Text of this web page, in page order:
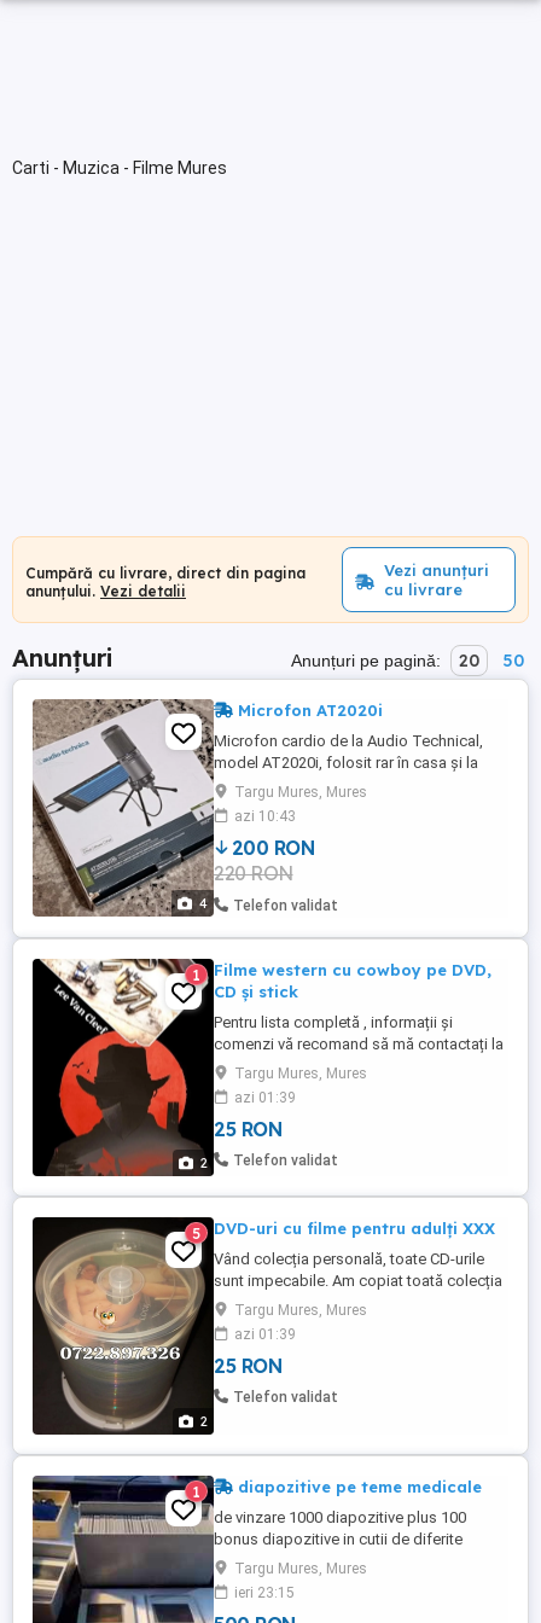
Carti - Muzica - Filme Mures
Cumpără cu livrare, direct din pagina
anunțului. Vezi detalii
Vezi anunțuri
cu livrare
Anunțuri Anunțuri pe pagină: 20 50
4
Microfon AT2020i
Microfon cardio de la Audio Technical,
model AT2020i, folosit rar în casa și la
studio. Este un microfon excelent, calitativ,
nu a dezamăgit deloc cât l-am folosit.
Pachetul conține microfonul și cablul USB
(pentru conectare la PC). Cablul pentru
conectare la iPhone sau iPad nu îl mai am,
dar se paote ...
Targu Mures, Mures
azi 10:43
200 RON
220 RON
Telefon validat
2
1
Filme western cu cowboy pe DVD,
CD și stick
Pentru lista completă , informații și
comenzi vă recomand să mă contactați la
numărul de telefon al anunțului.
Targu Mures, Mures
azi 01:39
25 RON
Telefon validat
2
5 DVD-uri cu filme pentru adulți XXX
Vând colecția personală, toate CD-urile
sunt impecabile. Am copiat toată colecția
pe HARD - DISC extern, așa că nu mai am
de ce să le țin. Vând și STICK-uri și carduri
SD cu aceste filme. Prețul este negociabil
în limite rezonabile.
Targu Mures, Mures
azi 01:39
25 RON
Telefon validat
1 diapozitive pe teme medicale
de vinzare 1000 diapozitive plus 100
bonus diapozitive in cutii de diferite
marimiTargu Mures, Mures
ieri 23:15